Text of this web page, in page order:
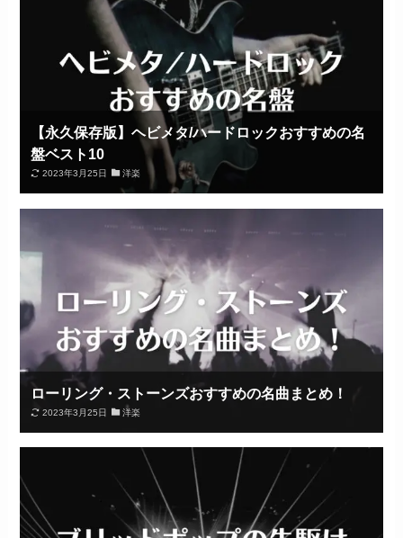
【永久保存版】ヘビメタ/ハードロックおすすめの名
盤ベスト10
2023年3月25日 洋楽
ローリング・ストーンズおすすめの名曲まとめ！
2023年3月25日 洋楽